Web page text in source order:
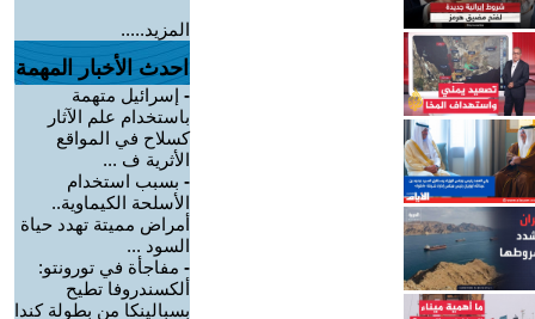
المزيد.....
احدث الأخبار المهمة
- إسرائيل متهمة
باستخدام علم الآثار
كسلاح في المواقع
الأثرية ف ...
- بسبب استخدام
الأسلحة الكيماوية..
أمراض مميتة تهدد حياة
السود ...
- مفاجأة في تورونتو:
ألكسندروفا تطيح
بسبالينكا من بطولة كندا